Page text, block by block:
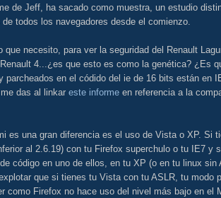
de Jeff, ha sacado como muestra, un estudio
de todos los navegadores desde el comienzo.
que necesito, para ver la seguridad del Renault
4...¿es que esto es como la genética? ¿Es
parcheados en el códido del ie de 16 bits están en
das al linkar este informe en referencia a la
es una gran diferencia es el uso de Vista o XP. Si
al 2.6.19) con tu Firefox superchulo o tu IE7 y
código en uno de ellos, en tu XP (o en tu linux sin
que si tienes tu Vista con tu ASLR, tu modo
como Firefox no hace uso del nivel más bajo en el